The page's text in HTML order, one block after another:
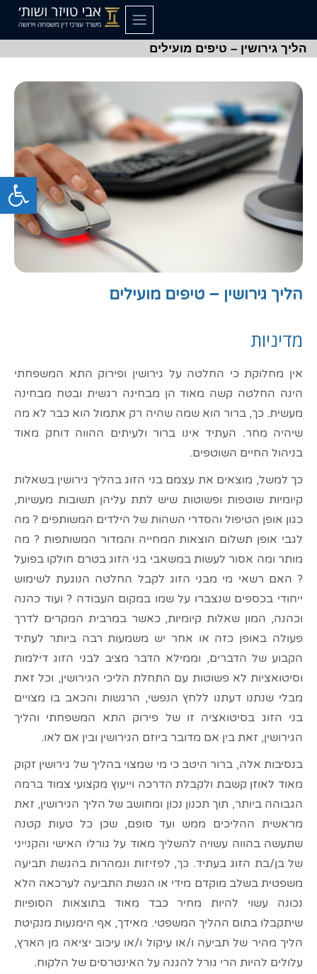
פתח
הליך גירושין – טיפים מועילים
הליך גירושין – טיפים מועילים
מדיניות
אין מחלוקת כי החלטה על גירושין ופירוק התא המשפחתי
הינה החלטה קשה מאוד הן מבחינה רגשית ובטח מבחינה
מעשית. כך, ברור הוא שמה שהיה רק אתמול הוא כבר לא מה
שיהיה מחר. העתיד אינו ברור ולעיתים ההווה דוחק מאוד
בניהול החיים השוטפים.
כך למשל, מוצאים את עצמם בני הזוג בהליך גירושין בשאלות
קיומיות שוטפות ופשוטות שיש לתת עליהן תשובות מעשיות,
כגון אופן הטיפול והסדרי השהות של הילדים המשותפים ? מה
לגבי אופן תשלום הוצאות המחייה והמדור המשותפות ? מה
מותר ומה אסור לעשות במשאבי בני הזוג בטרם חולקו בפועל
? האם רשאי מי מבני הזוג לקבל החלטה הנוגעת לשימוש
ייחודי בכספים שנצברו על שמו במקום העבודה ? ועוד כהנה
וכהנה, המון שאלות קיומיות, כאשר במרבית המקרים לדרך
פעולה באופן כזה או אחר יש משמעות רבה ביותר לעתיד
הקבוע של הדברים, וממילא הדבר מציב לבני הזוג דילמות
וסיטואציות לא פשוטות עם התחלת הליכי הגירושין, וכל זאת
מבלי שנתנו דעתנו ללחץ הנפשי, הרגשות והכאב בו מצויים
בני הזוג בסיטואציה זו של פירוק התא המשפחתי והליך
הגירושין, זאת בין אם מדובר ביוזם הגירושין ובין אם לאו.
בנסיבות אלה, ברור היטב כי מי שמצוי בהליך של גירושין זקוק
מאוד לאוזן קשבת ולקבלת הדרכה וייעוץ מקצועי צמוד ברמה
הגבוהה ביותר, תוך תכנון נכון ומחושב של הליך הגירושין, זאת
מראשית ההליכים ממש ועד סופם, שכן כל טעות קטנה
שתעשה בהווה עשויה להשליך מאוד על גורלו האישי והקנייני
של בן/בת הזוג בעתיד. כך, לפזיזות ונמהרות בהגשת תביעה
משפטית בשלב מוקדם מידי או הגשת התביעה לערכאה הלא
נכונה עשוי להיות מחיר כבד מאוד בתוצאות הסופיות
שיתקבלו בתום ההליך המשפטי. מאידך, אף הימנעות מנקיטת
הליך מהיר של תביעה ו/או עיקול ו/או עיכוב יציאה מן הארץ,
עלולים להיות הרי גורל להגנה על האינטרסים של הלקוח.